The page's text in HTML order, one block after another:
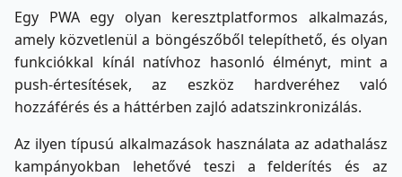
Egy PWA egy olyan keresztplatformos alkalmazás,
amely közvetlenül a böngészőből telepíthető, és olyan
funkciókkal kínál natívhoz hasonló élményt, mint a
push-értesítések, az eszköz hardveréhez való
hozzáférés és a háttérben zajló adatszinkronizálás.
Az ilyen típusú alkalmazások használata az adathalász
kampányokban lehetővé teszi a felderítés és az